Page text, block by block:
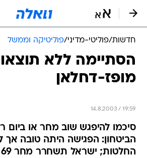
חדשות/פוליטי-מדיני/פוליטיקה וממשל
הסתיימה ללא
מופז-דחלאן
14.8.2003 / 19:59
סיכמו להיפגש שוב מחר או ביום
הביטחון: הפגישה היתה טובה
החלטות; ישראל תשחרר מחר 69 אסירים